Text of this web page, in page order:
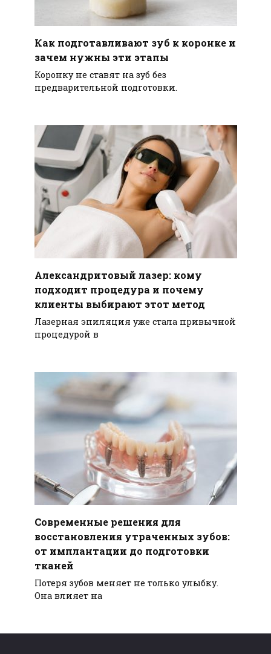
Как подготавливают зуб к коронке и
зачем нужны эти этапы
Коронку не ставят на зуб без
предварительной подготовки.
Александритовый лазер: кому
подходит процедура и почему
клиенты выбирают этот метод
Лазерная эпиляция уже стала привычной
процедурой в
Современные решения для
восстановления утраченных зубов:
от имплантации до подготовки
тканей
Потеря зубов меняет не только улыбку.
Она влияет на